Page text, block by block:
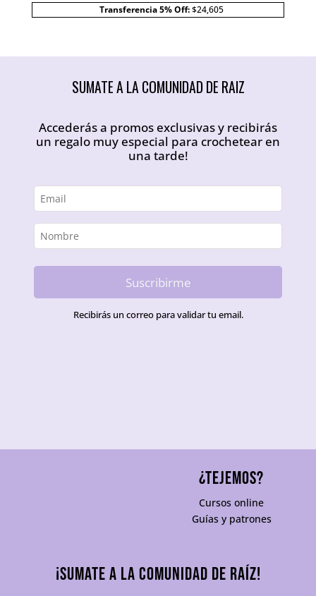
Transferencia 5% Off:$24,605
SUMATE A LA COMUNIDAD DE RAIZ
Accederás a promos exclusivas y recibirás
un regalo muy especial para crochetear en
una tarde!
Suscribirme
Recibirás un correo para validar tu email.
¿TEJEMOS?
Cursos online
Guías y patrones
¡Sumate a la comunidad De Raíz!